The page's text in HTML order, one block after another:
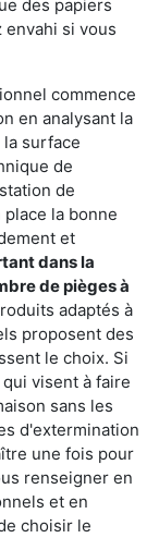
des papiers
si vous
commence
en analysant la
surface
de
de
la bonne
et
dans la
de pièges à
adaptés à
proposent des
le choix. Si
visent à faire
sans les
d'extermination
une fois pour
renseigner en
et en
choisir le